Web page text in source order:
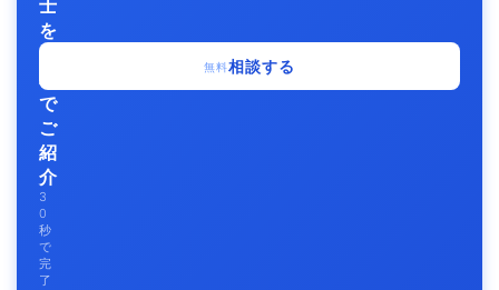
士
を
無
料
で
ご
紹
介
3
0
秒
で
完
了
無料相談する